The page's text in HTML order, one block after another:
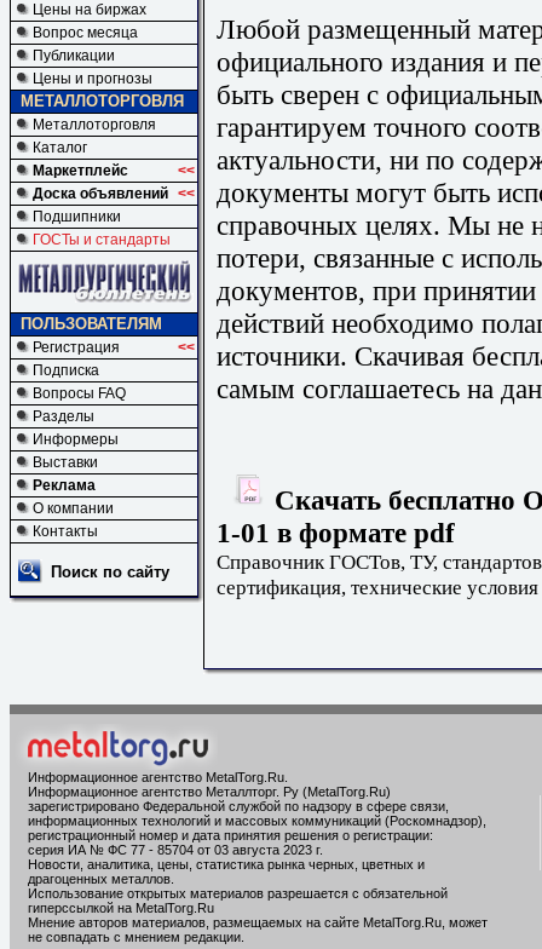
Цены на биржах
Вопрос месяца
Публикации
Цены и прогнозы
МЕТАЛЛОТОРГОВЛЯ
Металлоторговля
Каталог
Маркетплейс
<<
Доска объявлений <<
Подшипники
ГОСТы и стандарты
ПОЛЬЗОВАТЕЛЯМ
Регистрация
<<
Подписка
Вопросы FAQ
Разделы
Информеры
Выставки
Реклама
О компании
Контакты
Поиск по сайту
Любой размещенный
официального издания и
быть сверен с
гарантируем точного
актуальности, ни по
документы могут быть
справочных целях. Мы не
потери, связанные с
документов, при
действий необходимо
источники. Скачивая
самым соглашаетесь на
Скачать бесплатно
1-01 в формате pdf
Справочник ГОСТов, ТУ,
сертификация, технические условия
Информационное агентство MetalTorg.Ru
Информационное агентство Металлторг. Ру (MetalTorg.Ru)
зарегистрировано Федеральной службой по надзору в сфере связи,
информационных технологий и массовых коммуникаций (Роскомнадзор),
регистрационный номер и дата принятия решения о регистрации:
серия ИА № ФС 77 - 85704 от 03 августа 2023 г.
Новости, аналитика, цены, статистика рынка черных, цветных и
драгоценных металлов.
Использование открытых материалов разрешается с обязательной
гиперссылкой на MetalTorg.Ru
Мнение авторов материалов, размещаемых на сайте MetalTorg.Ru, может
не совпадать с мнением редакции.